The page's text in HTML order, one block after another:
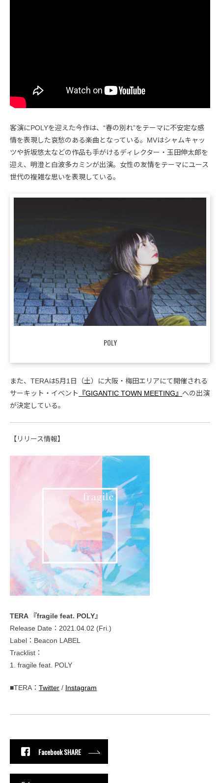
客演にPOLYを迎えた今作は、“春の別れ”をテーマに不安定な感
情を表現した哀愁のある楽曲となっている。MVはシャムキャッ
ツや折坂悠太などの作品も手がけるディレクター・玉田伸太郎を
迎え、明澄と白波多カミンが出演。女性の友情をテーマにユース
世代の複雑な思いを表現している。
POLY
また、TERAは5月1日（土）に大阪・梅田エリアにて開催される
サーキット・イベント
『GIGANTIC TOWN MEETING』 への出演
が決定している。
【リリース情報】
TERA 『fragile feat. POLY』
Release Date：2021.04.02 (Fri.)
Label：Beacon LABEL
Tracklist：
1. fragile feat. POLY
■TERA： Twitter / Instagram
Facebook SHARE